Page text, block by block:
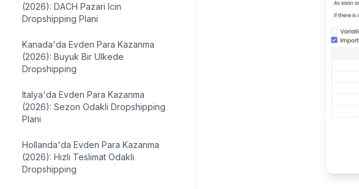
(2026): DACH Pazari Icin
Dropshipping Plani
Kanada'da Evden Para Kazanma
(2026): Buyuk Bir Ulkede
Dropshipping
Italya'da Evden Para Kazanma
(2026): Sezon Odakli Dropshipping
Plani
Hollanda'da Evden Para Kazanma
(2026): Hızlı Teslimat Odaklı
Dropshipping